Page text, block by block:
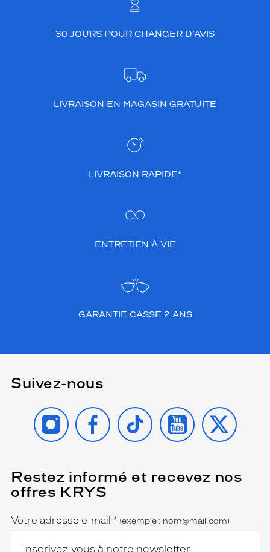
30 JOURS POUR CHANGER D’AVIS
LIVRAISON EN MAGASIN GRATUITE
LIVRAISON RAPIDE*
ENTRETIEN À VIE
GARANTIE CASSE 2 ANS
Suivez-nous
INSTAGRAMFACEBOOK
TIKTOK YOUTUBE
X
Restez informé et recevez nos
offres KRYS
Name
Votre adresse e-mail *
(Ce
champ
est
(exemple : nom@mail.com)